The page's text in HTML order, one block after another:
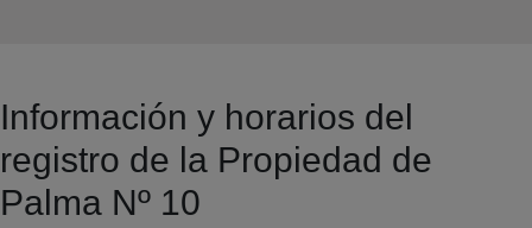
Información y horarios del
registro de la Propiedad de
Palma Nº 10